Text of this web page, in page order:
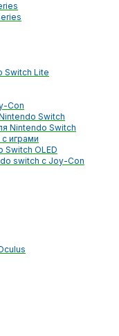
Switch Lite
Con
Switch
Nintendo Switch
играми
Switch OLED
switch с Joy-Con